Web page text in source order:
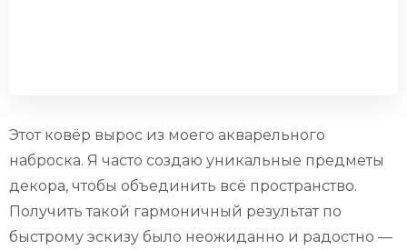
Этот ковёр вырос из моего акварельного
наброска. Я часто создаю уникальные предметы
декора, чтобы объединить всё пространство.
Получить такой гармоничный результат по
быстрому эскизу было неожиданно и радостно —